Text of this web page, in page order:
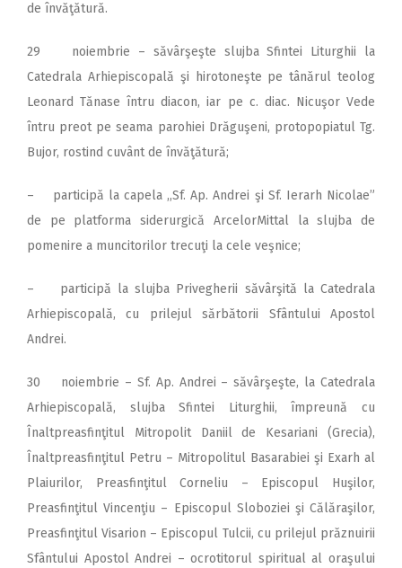
de învăţătură.
29 noiembrie – săvârşeşte slujba Sfintei Liturghii la
Catedrala Arhiepiscopală şi hirotoneşte pe tânărul teolog
Leonard Tănase întru diacon, iar pe c. diac. Nicuşor Vede
întru preot pe seama parohiei Drăguşeni, protopopiatul Tg.
Bujor, rostind cuvânt de învăţătură;
– participă la capela ,,Sf. Ap. Andrei şi Sf. Ierarh Nicolae”
de pe platforma siderurgică ArcelorMittal la slujba de
pomenire a muncitorilor trecuţi la cele veşnice;
– participă la slujba Privegherii săvârşită la Catedrala
Arhiepiscopală, cu prilejul sărbătorii Sfântului Apostol
Andrei.
30 noiembrie – Sf. Ap. Andrei – săvârşeşte, la Catedrala
Arhiepiscopală, slujba Sfintei Liturghii, împreună cu
Înaltpreasfinţitul Mitropolit Daniil de Kesariani (Grecia),
Înaltpreasfinţitul Petru – Mitropolitul Basarabiei şi Exarh al
Plaiurilor, Preasfinţitul Corneliu – Episcopul Huşilor,
Preasfinţitul Vincenţiu – Episcopul Sloboziei şi Călăraşilor,
Preasfinţitul Visarion – Episcopul Tulcii, cu prilejul prăznuirii
Sfântului Apostol Andrei – ocrotitorul spiritual al oraşului